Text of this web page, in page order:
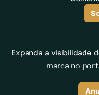
Expanda a visibilidade
marca no